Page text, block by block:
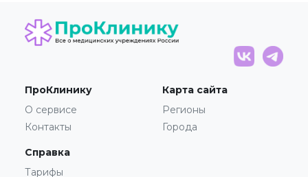
ПроКлинику
О сервисе
Контакты
Карта сайта
Регионы
Города
Справка
Тарифы